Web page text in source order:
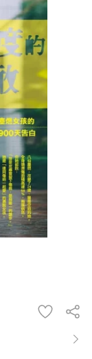
親子玩具
情趣用品